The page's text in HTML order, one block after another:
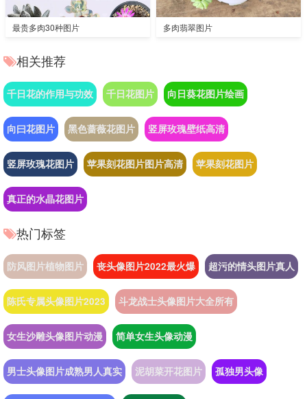
最贵多肉30种图片 多肉翡翠图片
相关推荐
千日花的作用与功效 千日花图片 向日葵花图片绘画
向曰花图片 黑色蔷薇花图片 竖屏玫瑰壁纸高清
竖屏玫瑰花图片 苹果刻花图片图片高清 苹果刻花图片
真正的水晶花图片
热门标签
防风图片植物图片 丧头像图片2022最火爆 超污的情头图片真人
陈氏专属头像图片2023 斗龙战士头像图片大全所有
女生沙雕头像图片动漫 简单女生头像动漫
男士头像图片成熟男人真实 泥胡菜开花图片 孤独男头像